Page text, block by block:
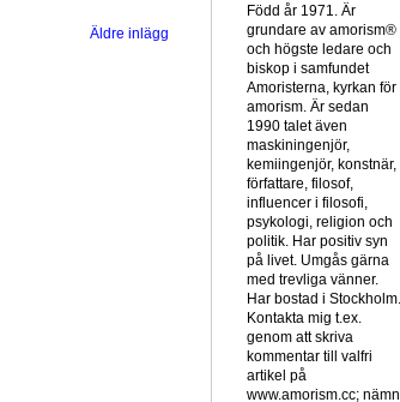
Äldre inlägg
Född år 1971. Är
grundare av amorism®
och högste ledare och
biskop i samfundet
Amoristerna, kyrkan för
amorism. Är sedan
1990 talet även
maskiningenjör,
kemiingenjör, konstnär,
författare, filosof,
influencer i filosofi,
psykologi, religion och
politik. Har positiv syn
på livet. Umgås gärna
med trevliga vänner.
Har bostad i Stockholm.
Kontakta mig t.ex.
genom att skriva
kommentar till valfri
artikel på
www.amorism.cc; nämn